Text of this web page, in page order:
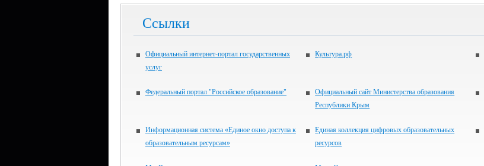
Ссылки
Официальный интернет-портал государственных
услуг
Культура.рф
Федеральный портал "Российское образование"
Официальный сайт Министерства образования
Республики Крым
Информационная система «Единое окно доступа к
образовательным ресурсам»
Единая коллекция цифровых образовательных
ресурсов